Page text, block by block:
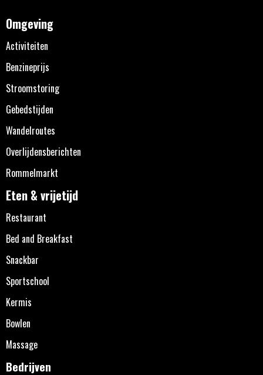
Omgeving
Activiteiten
Benzineprijs
Stroomstoring
Gebedstijden
Wandelroutes
Overlijdensberichten
Rommelmarkt
Eten & vrijetijd
Restaurant
Bed and Breakfast
Snackbar
Sportschool
Kermis
Bowlen
Massage
Bedrijven